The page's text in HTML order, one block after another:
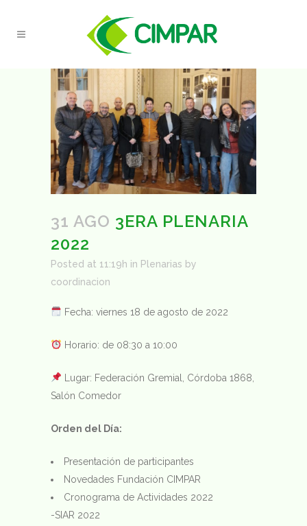
31 AGO 3ERA PLENARIA
2022
Posted at 11:19h in Plenarias by
coordinacion
Fecha: viernes 18 de agosto de 2022
Horario: de 08:30 a 10:00
Lugar: Federación Gremial, Córdoba 1868,
Salón Comedor
Orden del Día:
Presentación de participantes
Novedades Fundación CIMPAR
Cronograma de Actividades 2022
-SIAR 2022